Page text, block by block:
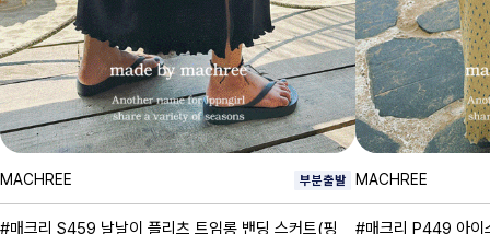
MACHREE
#매크리 S459 날날이 플리츠 트임롱 밴딩 스커트(핑
MACHREE
#매크리 P449 아이